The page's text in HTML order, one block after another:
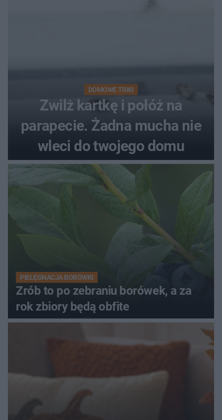
DOMOWE TRIKI
Zwilż kartkę i połóż na
parapecie. Żadna mucha nie
wleci do twojego domu
PIELĘGNACJA BORÓWKI
Zrób to po zebraniu borówek, a za
rok zbiory będą obfite